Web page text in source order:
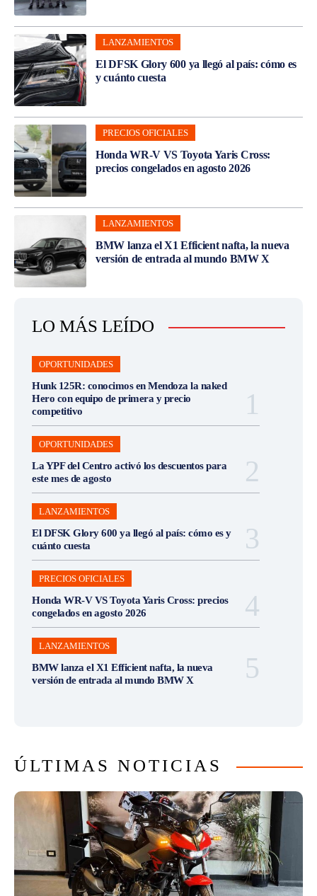
LANZAMIENTOS
El DFSK Glory 600 ya llegó al país: cómo es
y cuánto cuesta
PRECIOS OFICIALES
Honda WR-V VS Toyota Yaris Cross:
precios congelados en agosto 2026
LANZAMIENTOS
BMW lanza el X1 Efficient nafta, la nueva
versión de entrada al mundo BMW X
LO MÁS LEÍDO
OPORTUNIDADES
Hunk 125R: conocimos en Mendoza la naked
Hero con equipo de primera y precio
competitivo
OPORTUNIDADES
La YPF del Centro activó los descuentos para
este mes de agosto
LANZAMIENTOS
El DFSK Glory 600 ya llegó al país: cómo es y
cuánto cuesta
PRECIOS OFICIALES
Honda WR-V VS Toyota Yaris Cross: precios
congelados en agosto 2026
LANZAMIENTOS
BMW lanza el X1 Efficient nafta, la nueva
versión de entrada al mundo BMW X
ÚLTIMAS NOTICIAS